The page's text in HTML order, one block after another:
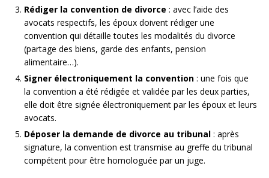
Rédiger la convention de divorce : avec l’aide des
avocats respectifs, les époux doivent rédiger une
convention qui détaille toutes les modalités du divorce
(partage des biens, garde des enfants, pension
alimentaire…).
Signer électroniquement la convention : une fois que
la convention a été rédigée et validée par les deux parties,
elle doit être signée électroniquement par les époux et leurs
avocats.
Déposer la demande de divorce au tribunal : après
signature, la convention est transmise au greffe du tribunal
compétent pour être homologuée par un juge.